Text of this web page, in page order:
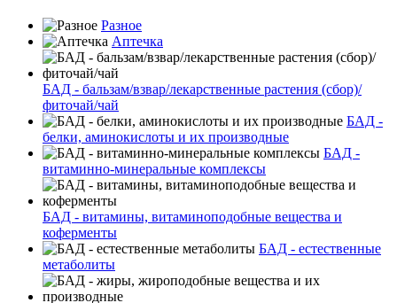
Разное
Аптечка
БАД - бальзам/взвар/лекарственные растения (сбор)/
фиточай/чай
БАД -
белки, аминокислоты и их производные
БАД -
витаминно-минеральные комплексы
БАД - витамины, витаминоподобные вещества и
коферменты
БАД - естественные
метаболиты